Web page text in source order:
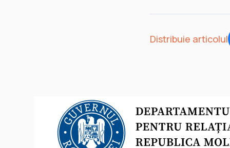
Distribuie articolul